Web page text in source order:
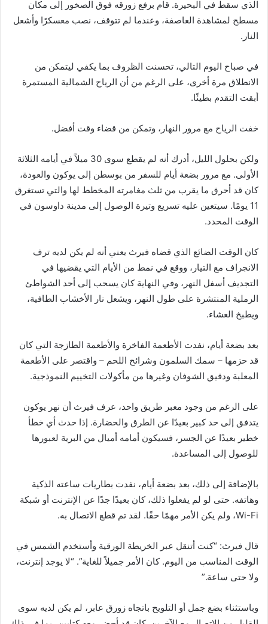
الذي سقط في البحيرة. قام برفع زورقه فوق الصخور إلى مكان
مسطح لمشاهدة العاصفة، وعندما لم تتوقف، نصب معسكرًا وأشعل
النار.
في صباح اليوم التالي، تحسنت الظروف بما يكفي ليتمكن من
الانطلاق مرة أخرى، على الرغم من أن الرياح الشمالية المستمرة
أبقت التقدم بطيئًا.
خفت الرياح مع مرور النهار، وتمكن من قضاء وقت أفضل.
ولكن بحلول الليل، أدرك أنه لم يقطع سوى 30 ميلاً في أيامه الثلاثة
الأولى. مع مرور بضعة أيام للسفر من بوسطن إلى يوكون والعودة،
كان قد أحرق ما يقرب من ثلث مغامرته المخطط لها والتي تستغرق
11 يومًا. سيتعين عليه تسريع وتيرة الوصول إلى مدينة داوسون في
الوقت المحدد.
كان الوقت الضائع الذي قضاه فيرث يعني أنه لم يكن لديه ترف
الانجراف مع التيار، ووقع في نمط من الأيام التي يقضيها في
التجديف أسفل النهر، وفي النهاية كان يسحب إلى أحد الشواطئ
الرملية المنتشرة على طول النهر، ويشعل نار الأخشاب الطافية،
ويطبخ العشاء.
بعد بضعة أيام، نفدت الأطعمة الفاخرة والأطعمة الطازجة التي كان
قد حزمها – سمك السلمون وشرائح اللحم – واقتصر على الأطعمة
المعلبة ودقيق الشوفان وغيرها من مأكولات التخييم النموذجية.
على الرغم من وجود معبر طريق واحد، عرف فيرث أن نهر يوكون
يتدفق إلى حد كبير بعيدًا عن الطرق والحضارة. إذا حدث أي خطأ
خطير بعيدًا عن الجسر، فسيكون أمامه أميال من البرية لعبورها
للوصول إلى المساعدة.
بالإضافة إلى ذلك، بعد بضعة أيام، نفدت بطاريات ساعته الذكية
وهاتفه. حتى لو لم يفعلوا ذلك، كان بعيدًا جدًا عن الإنترنت أو شبكة
Wi-Fi، ولم يكن الأمر مهمًا حقًا. لقد تم قطع الاتصال به.
قال فيرث: “كنت أتنقل عبر الخريطة الورقية وأستخدم الشمس في
الوقت المناسب من اليوم. كان الأمر جميلاً للغاية”. “لا يوجد إنترنت،
ولا حتى ساعة.”
وباستثناء بضع جمل أو التلويح باتجاه زورق عابر، لم يكن لديه سوى